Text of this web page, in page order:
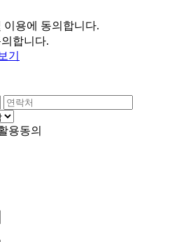
용에 동의합니다.
합니다.
기
용동의